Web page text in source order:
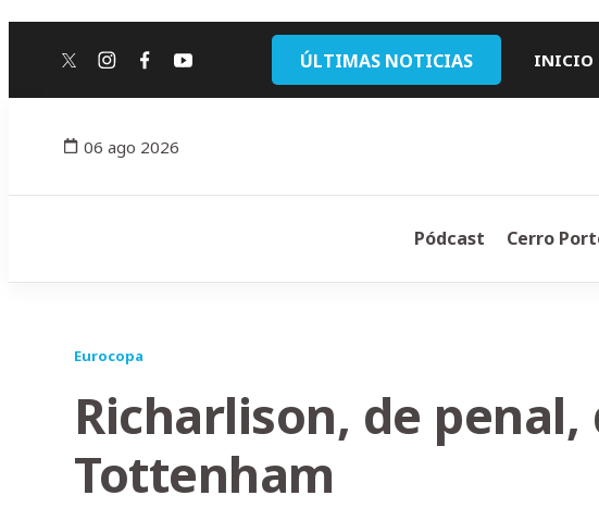
twitterinstagram
facebook
youtube ÚLTIMAS NOTICIAS INICIO
06 ago 2026
Pódcast Cerro
Eurocopa
Richarlison, de penal,
Tottenham